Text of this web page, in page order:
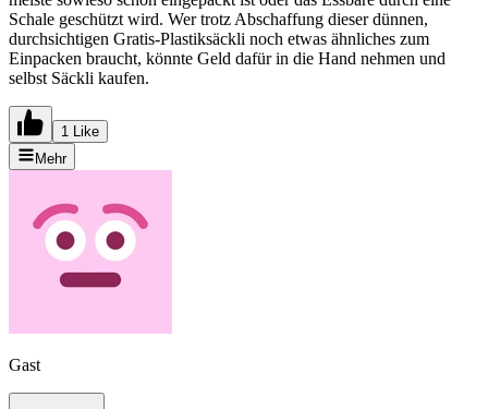
Schale geschützt wird. Wer trotz Abschaffung dieser dünnen,
durchsichtigen Gratis-Plastiksäckli noch etwas ähnliches zum
Einpacken braucht, könnte Geld dafür in die Hand nehmen und
selbst Säckli kaufen.
1 Like
Mehr
Gast